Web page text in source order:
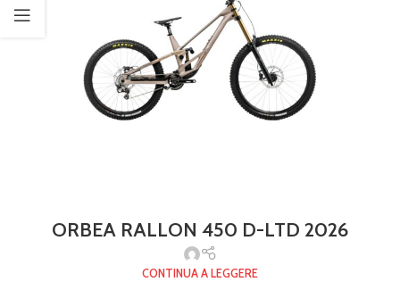
ORBEA RALLON 450 D-LTD 2026
CONTINUA A LEGGERE